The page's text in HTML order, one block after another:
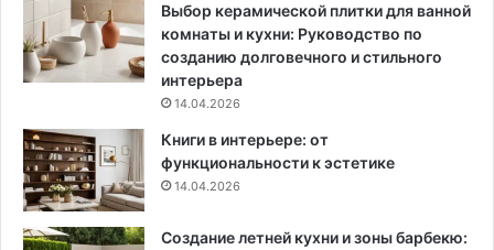
е
т
ы
р
е
н
д
о
Выбор керамической плитки для ванной
комнаты и кухни: Руководство по
созданию долговечного и стильного
интерьера
14.04.2026
Книги в интерьере: от
функциональности к эстетике
14.04.2026
Создание летней кухни и зоны барбекю: